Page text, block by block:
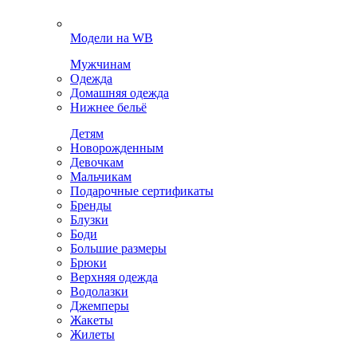
Модели на WB
Мужчинам
Одежда
Домашняя одежда
Нижнее бельё
Детям
Новорожденным
Девочкам
Мальчикам
Подарочные сертификаты
Бренды
Блузки
Боди
Большие размеры
Брюки
Верхняя одежда
Водолазки
Джемперы
Жакеты
Жилеты